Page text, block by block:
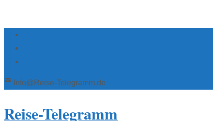
Info@Reise-Telegramm.de
Reise-Telegramm